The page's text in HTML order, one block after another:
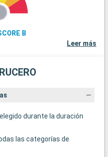
B
Leer más
durante la duración
las categorías de